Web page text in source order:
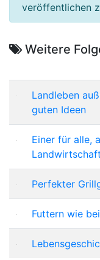
veröffentlichen
Weitere
Landleben
guten Ideen
Einer für alle,
Landwirtschaft
Perfekter
Futtern wie